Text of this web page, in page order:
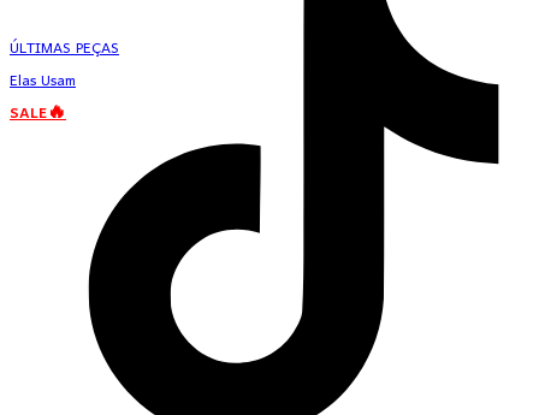
ÚLTIMAS PEÇAS
Elas Usam
SALE🔥